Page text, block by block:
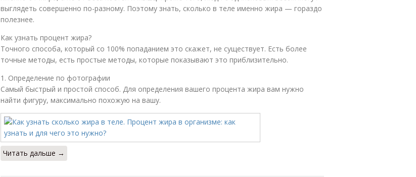
выглядеть совершенно по-разному. Поэтому знать, сколько в теле именно жира — гораздо
полезнее.
Как узнать процент жира?
Точного способа, который со 100% попаданием это скажет, не существует. Есть более
точные методы, есть простые методы, которые показывают это приблизительно.
1. Определение по фотографии
Самый быстрый и простой способ. Для определения вашего процента жира вам нужно
найти фигуру, максимально похожую на вашу.
Читать дальше →